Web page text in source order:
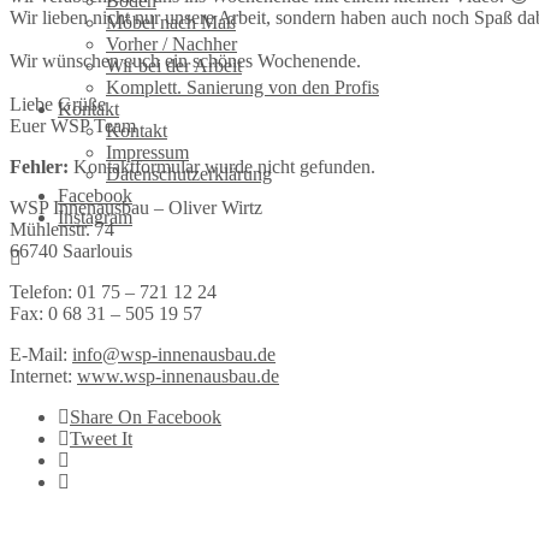
Möbel nach Maß
Vorher / Nachher
Wir bei der Arbeit
Komplett. Sanierung von den Profis
Kontakt
Kontakt
Impressum
Datenschutzerklärung
Facebook
Instagram
Wir lieben nicht nur unsere Arbeit, sondern haben auch noch Spaß
Wir wünschen euch ein schönes Wochenende.
Liebe Grüße
Euer WSP Team
Fehler: Kontaktformular wurde nicht gefunden.
WSP Innenausbau – Oliver Wirtz
Mühlenstr. 74
66740 Saarlouis
Telefon: 01 75 – 721 12 24
Fax: 0 68 31 – 505 19 57
E-Mail: info@wsp-innenausbau.de
Internet: www.wsp-innenausbau.de
Share On Facebook
Tweet It